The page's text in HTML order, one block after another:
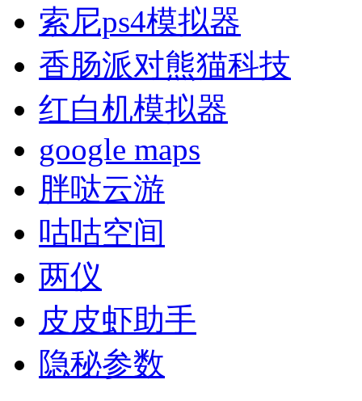
索尼ps4模拟器
香肠派对熊猫科技
红白机模拟器
google maps
胖哒云游
咕咕空间
两仪
皮皮虾助手
隐秘参数